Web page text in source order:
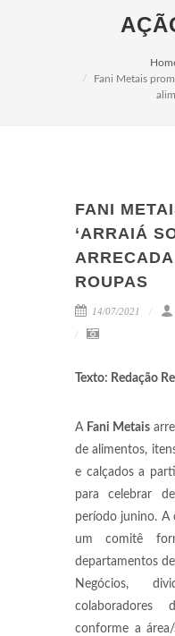
Fani Metais
FANI
‘ARRAIÁ
ROUPAS
14/07/2021
Texto: Redação
A Fani Metais
de alimentos,
e calçados a
para celebrar
período junino. A
um comitê
departamentos
Negócios,
colaboradores
conforme a